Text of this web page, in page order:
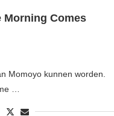
Morning Comes
Momoyo kunnen worden.
…